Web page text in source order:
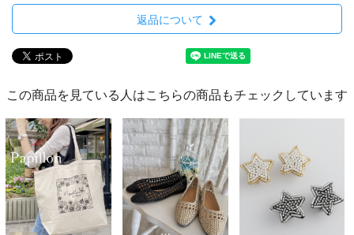
返品について
この商品を見ている人はこちらの商品もチェックしています